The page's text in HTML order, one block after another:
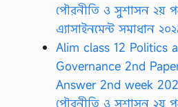
পৌরনীতি ও সুশাসন ২য়
এ্যাসাইনমেন্ট সমাধান
Alim class 12 Politics
Governance 2nd
Answer 2nd week
পৌরনীতি ও সুশাসন ২য়